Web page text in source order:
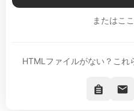
またはこ
HTMLファイルがない？これ